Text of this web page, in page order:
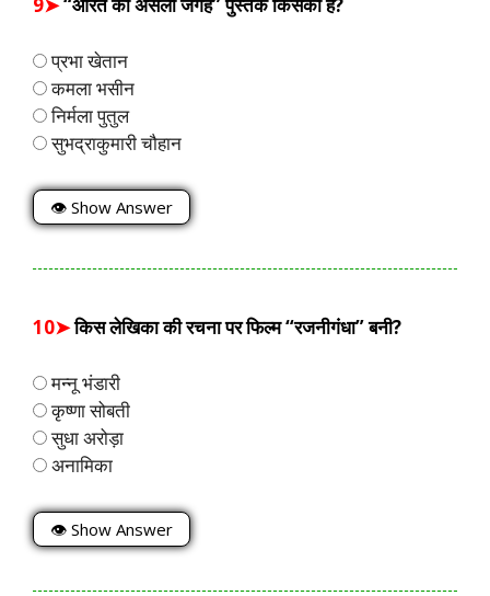
प्रभा खेतान
कमला भसीन
निर्मला पुतुल
सुभद्राकुमारी चौहान
👁 Show Answer
10➤किस लेखिका की रचना पर फिल्म “रजनीगंधा” बनी?
मन्नू भंडारी
कृष्णा सोबती
सुधा अरोड़ा
अनामिका
👁 Show Answer